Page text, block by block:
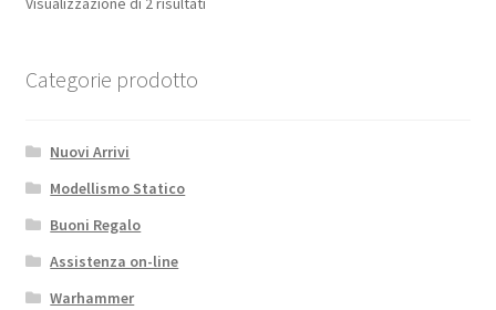
Categorie prodotto
Nuovi Arrivi
Modellismo Statico
Buoni Regalo
Assistenza on-line
Warhammer